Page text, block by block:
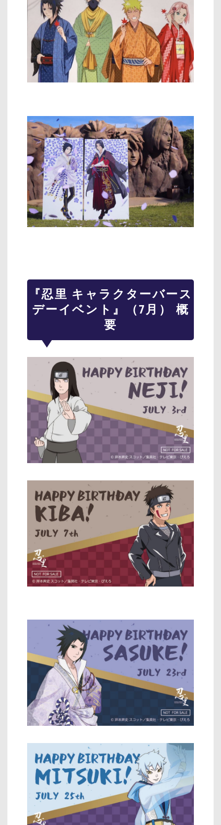
『忍里 キャラクターバース
デーイベント』（7月） 概
要